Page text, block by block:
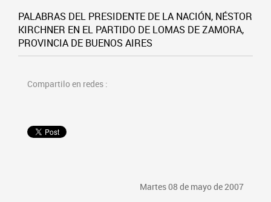
PALABRAS DEL PRESIDENTE DE LA NACIÓN, NÉSTOR
KIRCHNER EN EL PARTIDO DE LOMAS DE ZAMORA,
PROVINCIA DE BUENOS AIRES
Compartilo en redes :
Martes 08 de mayo de 2007